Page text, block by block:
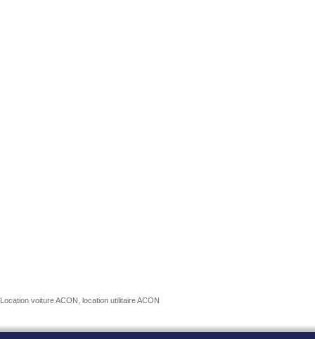
Location voiture ACON, location utilitaire ACON